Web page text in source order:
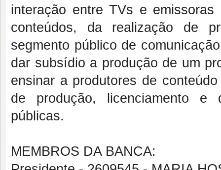
interação entre TVs e
conteúdos, da realização de
segmento público de
dar subsídio a produção de um
ensinar a produtores de
de produção, licenciamento e
públicas.
MEMBROS DA BANCA: